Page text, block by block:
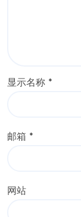
显示名称 *
邮箱 *
网站